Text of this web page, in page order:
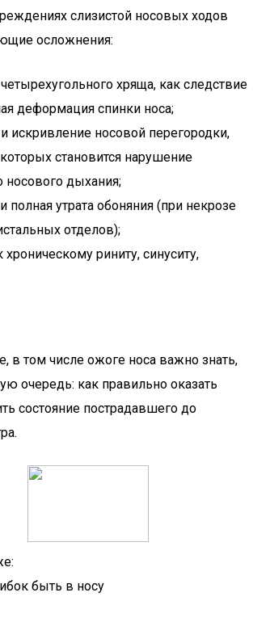
слизистой носовых ходов
осложнения:
хряща, как следствие
деформация спинки носа;
искривление носовой перегородки,
становится нарушение
носового дыхания;
полная утрата обоняния (при некрозе
отделов);
хроническому риниту, синуситу,
в том числе ожоге носа важно знать,
очередь: как правильно оказать
состояние пострадавшего до
быть в носу